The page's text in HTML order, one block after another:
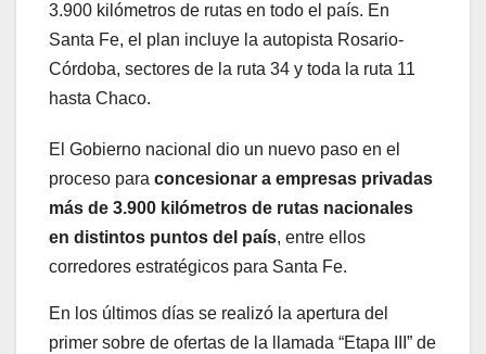
3.900 kilómetros de rutas en todo el país. En
Santa Fe, el plan incluye la autopista Rosario-
Córdoba, sectores de la ruta 34 y toda la ruta 11
hasta Chaco.
El Gobierno nacional dio un nuevo paso en el
proceso para concesionar a empresas privadas
más de 3.900 kilómetros de rutas nacionales
en distintos puntos del país, entre ellos
corredores estratégicos para Santa Fe.
En los últimos días se realizó la apertura del
primer sobre de ofertas de la llamada “Etapa III” de